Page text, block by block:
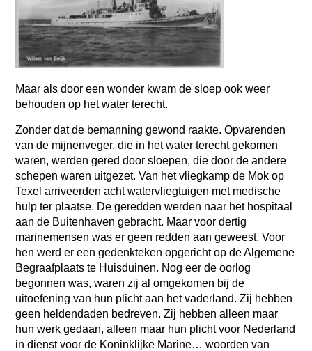
Maar als door een wonder kwam de sloep ook weer
behouden op het water terecht.
Zonder dat de bemanning gewond raakte. Opvarenden
van de mijnenveger, die in het water terecht gekomen
waren, werden gered door sloepen, die door de andere
schepen waren uitgezet. Van het vliegkamp de Mok op
Texel arriveerden acht watervliegtuigen met medische
hulp ter plaatse. De geredden werden naar het hospitaal
aan de Buitenhaven gebracht. Maar voor dertig
marinemensen was er geen redden aan geweest. Voor
hen werd er een gedenkteken opgericht op de Algemene
Begraafplaats te Huisduinen. Nog eer de oorlog
begonnen was, waren zij al omgekomen bij de
uitoefening van hun plicht aan het vaderland. Zij hebben
geen heldendaden bedreven. Zij hebben alleen maar
hun werk gedaan, alleen maar hun plicht voor Nederland
in dienst voor de Koninklijke Marine… woorden van